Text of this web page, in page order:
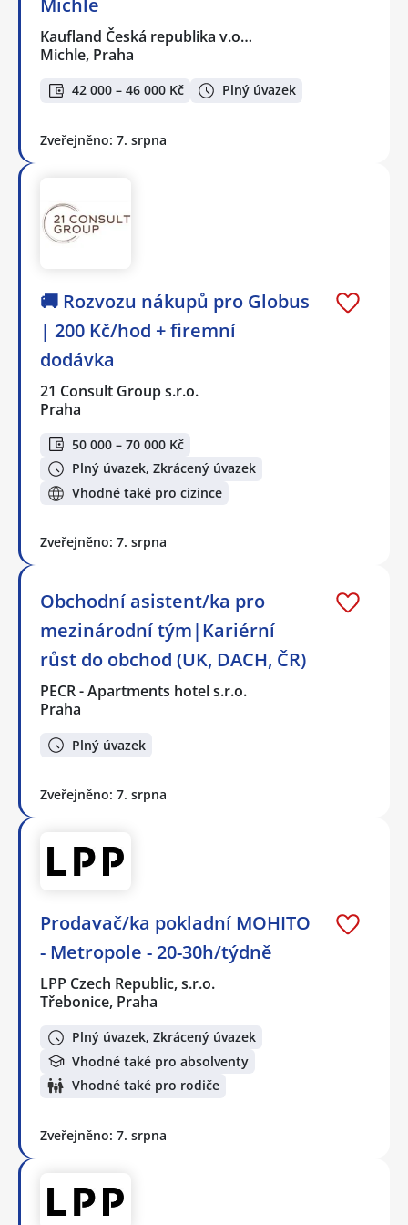
Michle
Kaufland Česká republika v.o…
Michle, Praha
42 000 – 46 000 Kč Plný úvazek
Zveřejněno: 7. srpna
🚚 Rozvozu nákupů pro Globus
| 200 Kč/hod + firemní
dodávka
21 Consult Group s.r.o.
Praha
50 000 – 70 000 Kč
Plný úvazek, Zkrácený úvazek
Vhodné také pro cizince
Zveřejněno: 7. srpna
Obchodní asistent/ka pro
mezinárodní tým|Kariérní
růst do obchod (UK, DACH, ČR)
PECR - Apartments hotel s.r.o.
Praha
Plný úvazek
Zveřejněno: 7. srpna
Prodavač/ka pokladní MOHITO
- Metropole - 20-30h/týdně
LPP Czech Republic, s.r.o.
Třebonice, Praha
Plný úvazek, Zkrácený úvazek
Vhodné také pro absolventy
Vhodné také pro rodiče
Zveřejněno: 7. srpna